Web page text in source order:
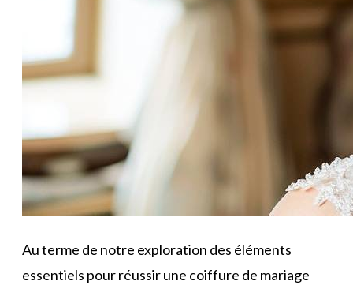
Au terme de notre exploration des éléments
essentiels pour réussir une coiffure de mariage